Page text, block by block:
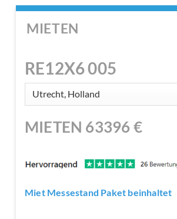
MIETEN
RE12X6 005
MIETEN 63396€
Miet Messestand Paket beinhaltet